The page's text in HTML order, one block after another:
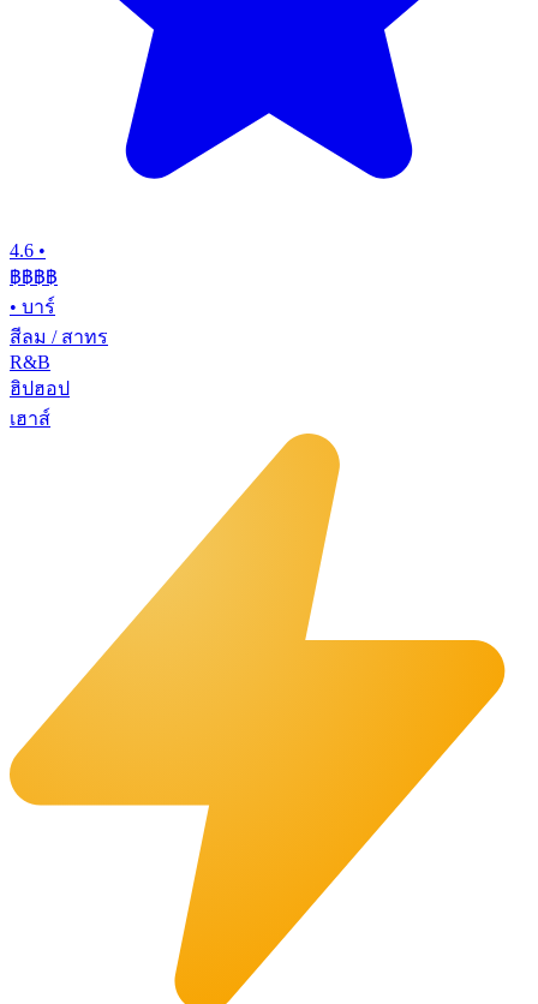
4.6 •
฿฿฿฿
• บาร์
สีลม / สาทร
R&B
ฮิปฮอป
เฮาส์